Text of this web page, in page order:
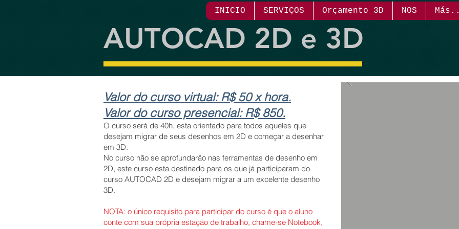
INICIO SERVIÇOS Orçamento 3D NOS
AUTOCAD 2D e 3D
Valor do curso virtual:R$ 50 x hora.
Valor do curso presencial: R$ 850.
O curso será de 40h, esta orientado para todos aqueles que
desejam migrar de seus desenhos em 2D e começar a desenhar
em 3D.
No curso não se aprofundarão nas ferramentas de desenho em
2D, este curso esta destinado para os que já participaram do
curso AUTOCAD 2D e desejam migrar a um excelente desenho
3D.
NOTA: o único requisito para participar do curso é que o aluno
conte com sua própria estação de trabalho, chame-se Notebook,